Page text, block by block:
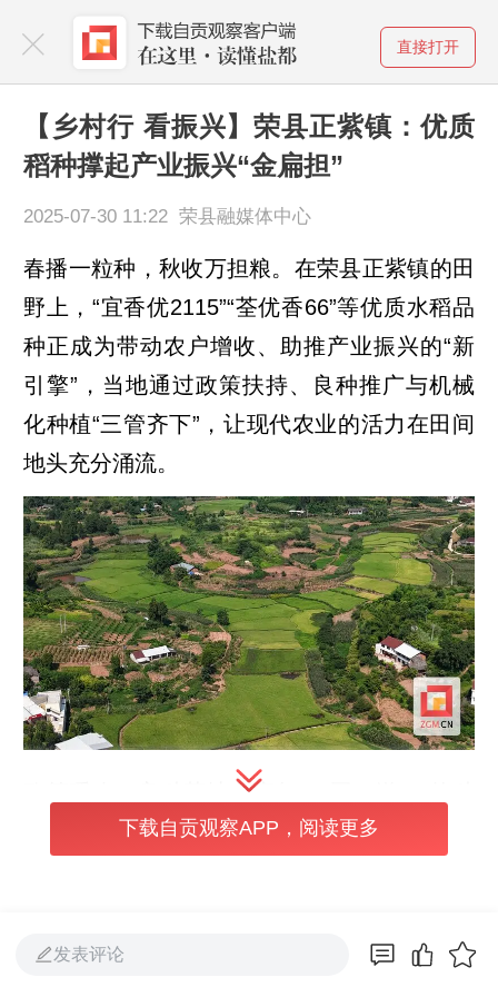
直接打开
【乡村行 看振兴】荣县正紫镇：优质
稻种撑起产业振兴“金扁担”
2025-07-30 11:22 荣县融媒体中心
春播一粒种，秋收万担粮。在荣县正紫镇的田
野上，“宜香优2115”“荃优香66”等优质水稻品
种正成为带动农户增收、助推产业振兴的“新
引擎”，当地通过政策扶持、良种推广与机械
化种植“三管齐下”，让现代农业的活力在田间
地头充分涌流。
政策暖农，良种落地有底气。“买一送一”的种
子补贴政策，让正紫镇卫星村、坟嘴山村等5
技人员手把手地种植指导，彻底打消了农
下载自贡观察APP，阅读更多
发表评论